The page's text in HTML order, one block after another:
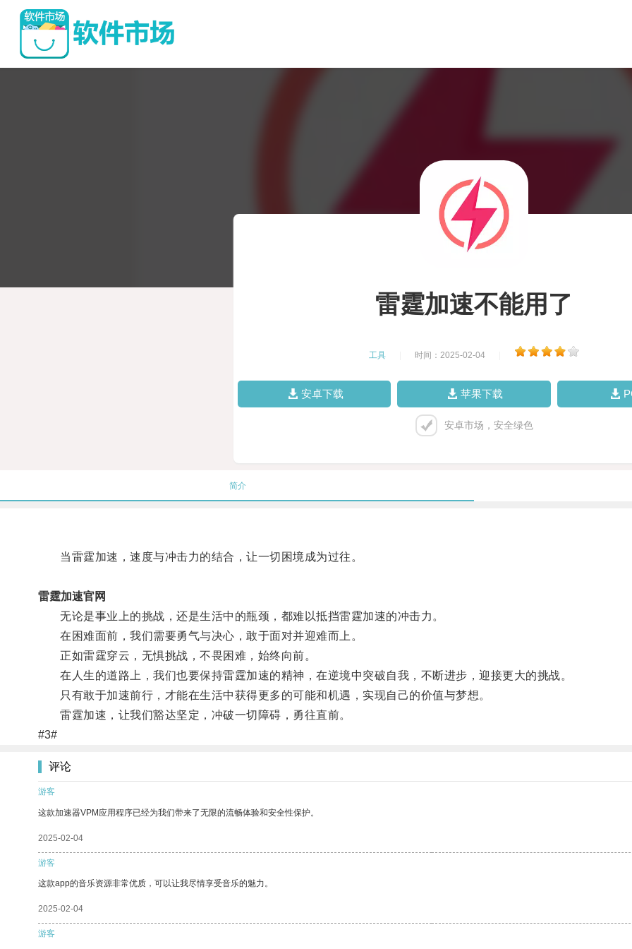
雷霆加速不能用了
工具 时间：2025-02-04
安卓下载 苹果下载
安卓市场，安全绿色
简介
当雷霆加速，速度与冲击力的结合，让一切困境成为过往。
雷霆加速官网
无论是事业上的挑战，还是生活中的瓶颈，都难以抵挡雷霆加速的冲击力。
在困难面前，我们需要勇气与决心，敢于面对并迎难而上。
正如雷霆穿云，无惧挑战，不畏困难，始终向前。
在人生的道路上，我们也要保持雷霆加速的精神，在逆境中突破自我，不断进步，迎接更大的挑战。
只有敢于加速前行，才能在生活中获得更多的可能和机遇，实现自己的价值与梦想。
雷霆加速，让我们豁达坚定，冲破一切障碍，勇往直前。
#3#
评论
游客
这款加速器VPM应用程序已经为我们带来了无限的流畅体验和安全性保护。
2025-02-04
游客
这款app的音乐资源非常优质，可以让我尽情享受音乐的魅力。
2025-02-04
游客